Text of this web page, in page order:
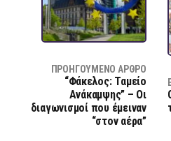
ΠΡΟΗΓΟΎΜΕΝΟ ΆΡΘΡΟ
“Φάκελος: Ταμείο
Ανάκαμψης” – Οι
διαγωνισμοί που έμειναν
“στον αέρα”